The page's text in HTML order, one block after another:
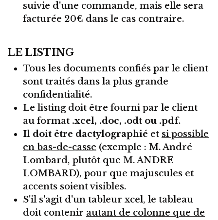
suivie d'une commande, mais elle sera
facturée 20€ dans le cas contraire.
LE LISTING
Tous les documents confiés par le client
sont traités dans la plus grande
confidentialité.
Le listing doit être fourni par le client
au format .xcel, .doc, .odt ou .pdf.
Il doit être dactylographié et si possible
en bas-de-casse (exemple : M. André
Lombard, plutôt que M. ANDRE
LOMBARD), pour que majuscules et
accents soient visibles.
S'il s'agit d'un tableur xcel, le tableau
doit contenir autant de colonne que de